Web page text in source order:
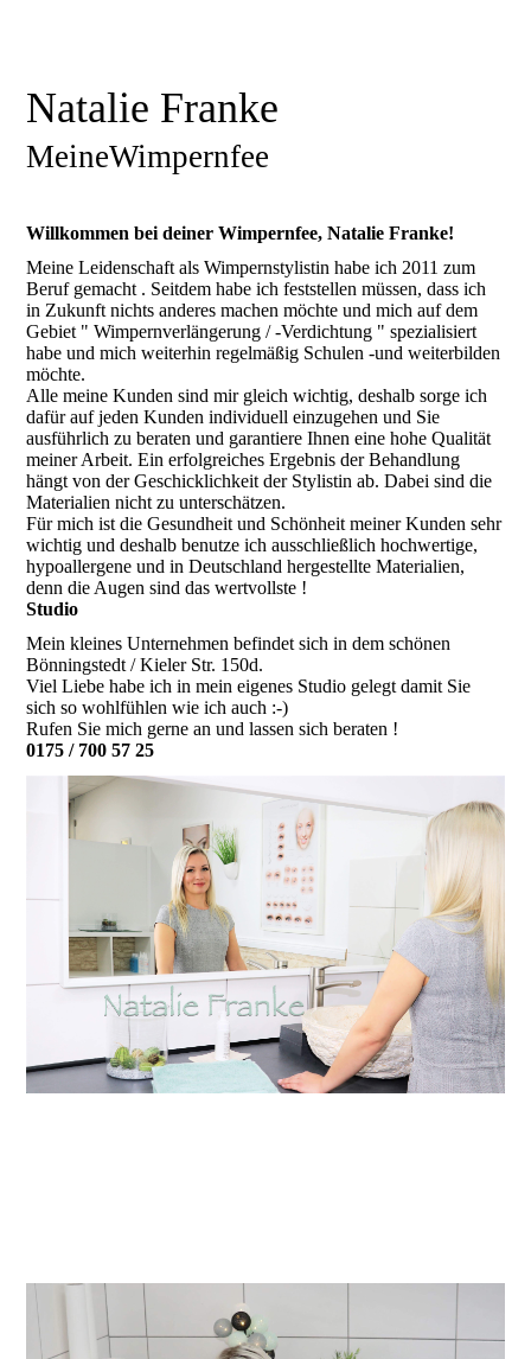
Natalie Franke
MeineWimpernfee
Willkommen bei deiner Wimpernfee, Natalie Franke!
Meine Leidenschaft als Wimpernstylistin habe ich 2011 zum
Beruf gemacht . Seitdem habe ich feststellen müssen, dass ich
in Zukunft nichts anderes machen möchte und mich auf dem
Gebiet " Wimpernverlängerung / -Verdichtung " spezialisiert
habe und mich weiterhin regelmäßig Schulen -und weiterbilden
möchte.
Alle meine Kunden sind mir gleich wichtig, deshalb sorge ich
dafür auf jeden Kunden individuell einzugehen und Sie
ausführlich zu beraten und garantiere Ihnen eine hohe Qualität
meiner Arbeit. Ein erfolgreiches Ergebnis der Behandlung
hängt von der Geschicklichkeit der Stylistin ab. Dabei sind die
Materialien nicht zu unterschätzen.
Für mich ist die Gesundheit und Schönheit meiner Kunden sehr
wichtig und deshalb benutze ich ausschließlich hochwertige,
hypoallergene und in Deutschland hergestellte Materialien,
denn die Augen sind das wertvollste !
Studio
Mein kleines Unternehmen befindet sich in dem schönen
Bönningstedt / Kieler Str. 150d.
Viel Liebe habe ich in mein eigenes Studio gelegt damit Sie
sich so wohlfühlen wie ich auch :-)
Rufen Sie mich gerne an und lassen sich beraten !
0175 / 700 57 25